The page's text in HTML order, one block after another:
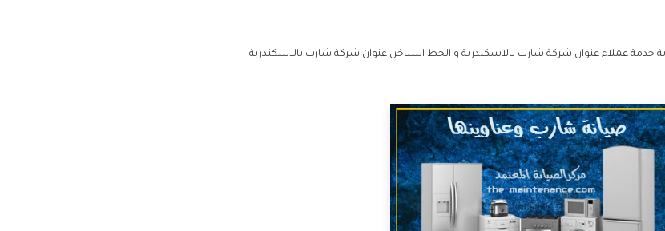
خدمة عملاء عنوان شركة شارب بالاسكندرية و الخط الساخن عنوان شركة شارب بالاسكندرية.